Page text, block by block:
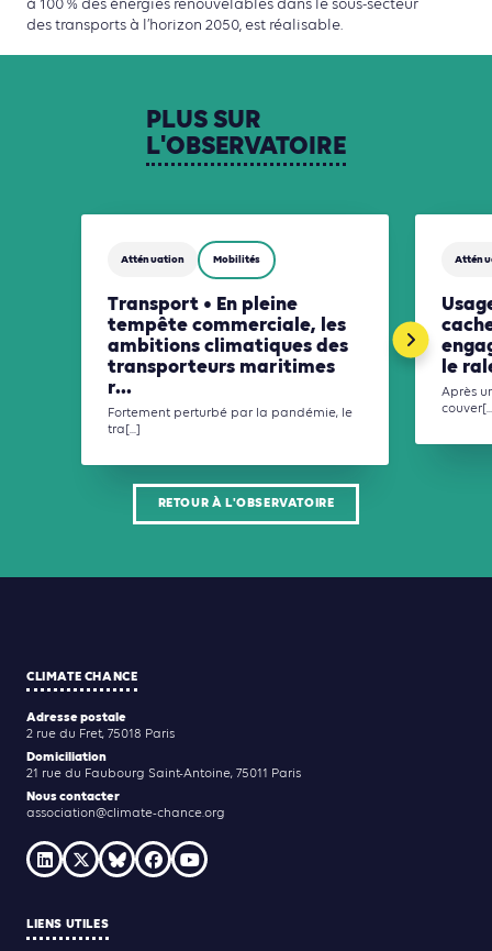
à 100 % des énergies renouvelables dans le sous-secteur
des transports à l’horizon 2050, est réalisable.
PLUSSUR
L'OBSERVATOIRE
Atténuation Mobilités
Transport • En pleine
tempête commerciale, les
ambitions climatiques des
transporteurs maritimes
r...
Fortement perturbé par la pandémie, le
tra[...]
le
Après
RETOUR À L'OBSERVATOIRE
CLIMATE CHANCE
Adresse postale
2 rue du Fret, 75018 Paris
Domiciliation
21 rue du Faubourg Saint-Antoine, 75011 Paris
Nous contacter
association@climate-chance.org
LIENS UTILES